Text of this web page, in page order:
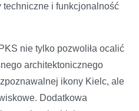
techniczne i funkcjonalność
nie tylko pozwoliła ocalić
architektonicznego
ikony Kielc, ale
Dodatkowa